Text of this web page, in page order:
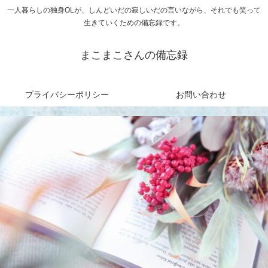
一人暮らしの独身OLが、しんどいだの寂しいだの言いながら、それでも笑って
生きていくための備忘録です。
まこまこさんの備忘録
プライバシーポリシー お問い合わせ